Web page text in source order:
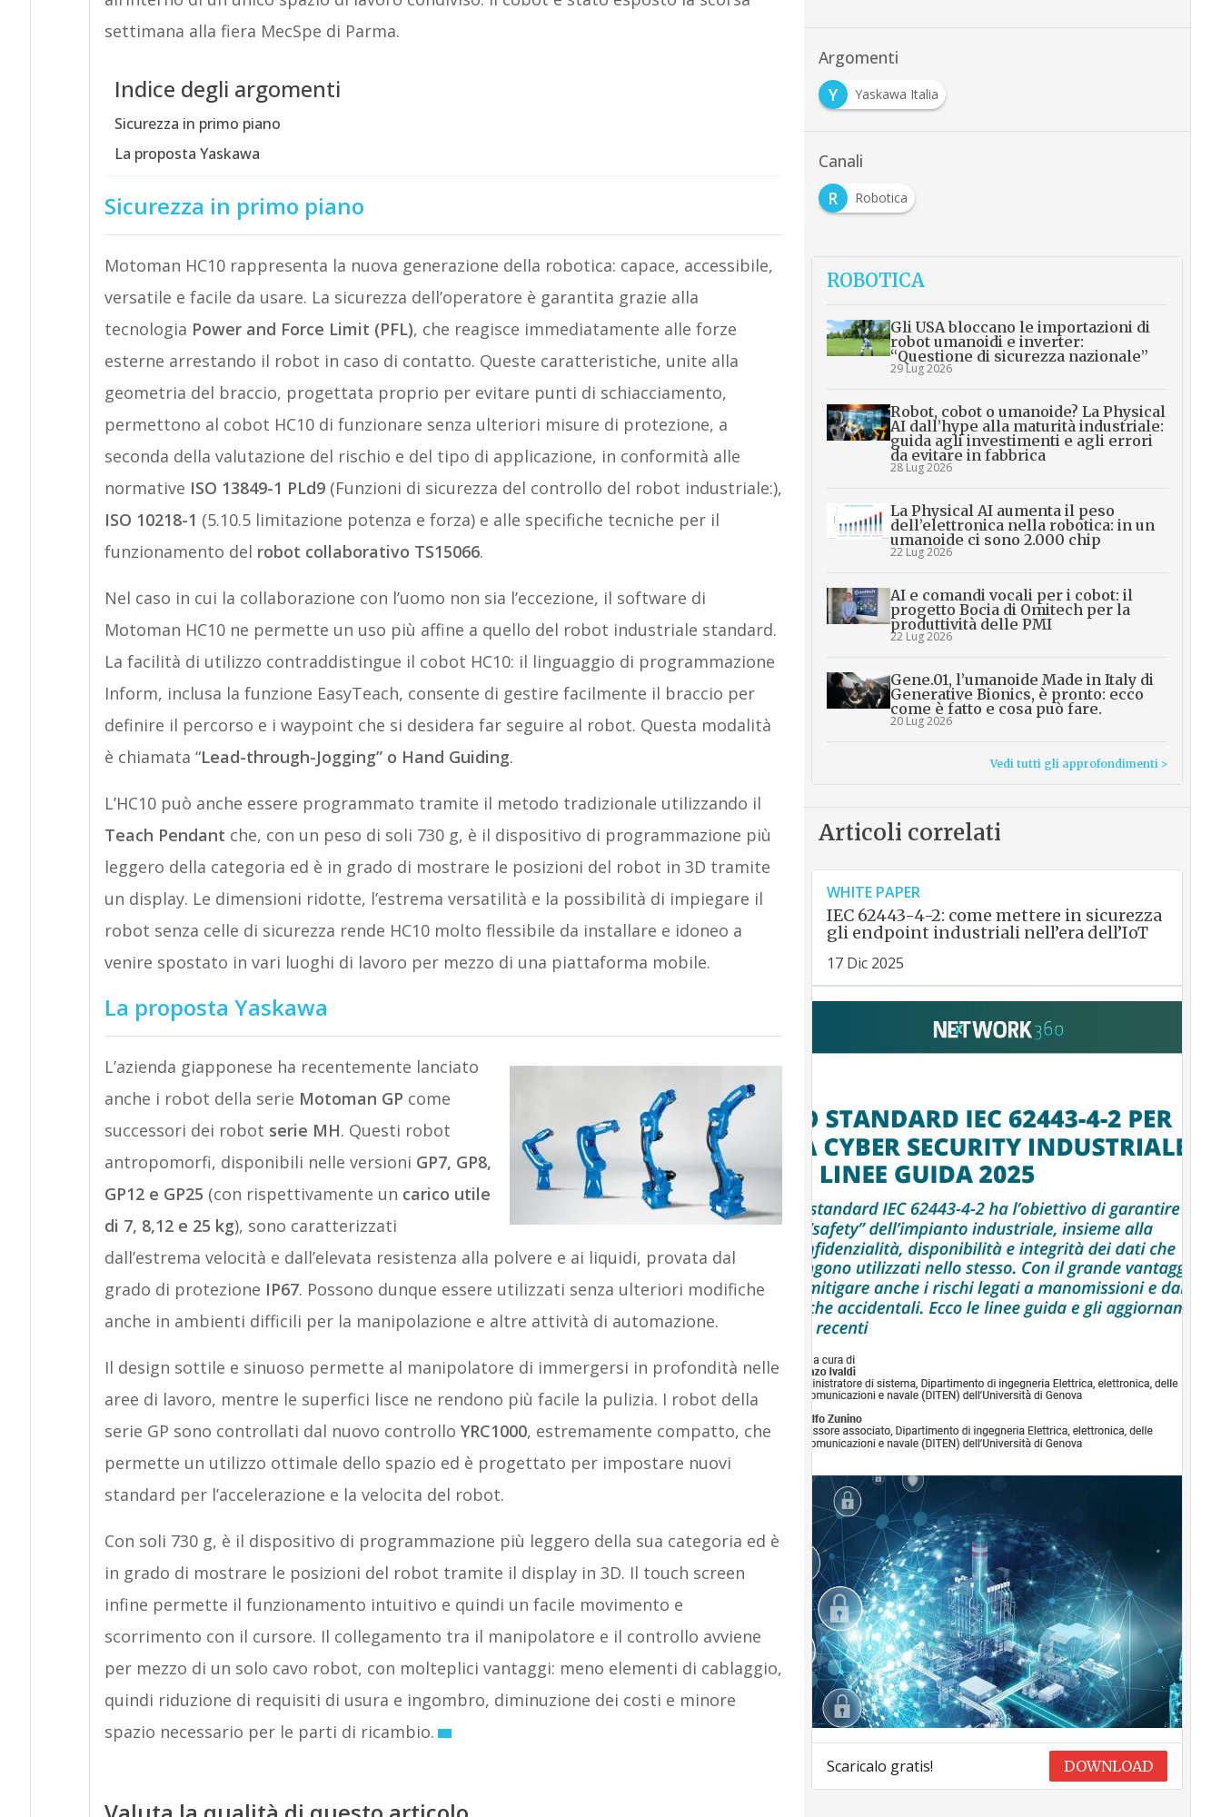
settimana alla fiera MecSpe di Parma.
Indice degli argomenti
Sicurezza in primo piano
La proposta Yaskawa
Sicurezza in primo piano
Motoman HC10 rappresenta la nuova generazione della robotica: capace, accessibile,
versatile e facile da usare. La sicurezza dell’operatore è garantita grazie alla
tecnologia Power and Force Limit (PFL), che reagisce immediatamente alle forze
esterne arrestando il robot in caso di contatto. Queste caratteristiche, unite alla
geometria del braccio, progettata proprio per evitare punti di schiacciamento,
permettono al cobot HC10 di funzionare senza ulteriori misure di protezione, a
seconda della valutazione del rischio e del tipo di applicazione, in conformità alle
normative ISO 13849-1 PLd9(Funzioni di sicurezza del controllo del robot industriale:),
ISO 10218-1 (5.10.5 limitazione potenza e forza) e alle specifiche tecniche per il
funzionamento del robot collaborativo TS15066.
Nel caso in cui la collaborazione con l’uomo non sia l’eccezione, il software di
Motoman HC10 ne permette un uso più affine a quello del robot industriale standard.
La facilità di utilizzo contraddistingue il cobot HC10: il linguaggio di programmazione
Inform, inclusa la funzione EasyTeach, consente di gestire facilmente il braccio per
definire il percorso e i waypoint che si desidera far seguire al robot. Questa modalità
è chiamata “Lead-through-Jogging” o Hand Guiding.
L’HC10 può anche essere programmato tramite il metodo tradizionale utilizzando il
Teach Pendant che, con un peso di soli 730 g, è il dispositivo di programmazione più
leggero della categoria ed è in grado di mostrare le posizioni del robot in 3D tramite
un display. Le dimensioni ridotte, l’estrema versatilità e la possibilità di impiegare il
robot senza celle di sicurezza rende HC10 molto flessibile da installare e idoneo a
venire spostato in vari luoghi di lavoro per mezzo di una piattaforma mobile.
La proposta Yaskawa
L’azienda giapponese ha recentemente lanciato
anche i robot della serie Motoman GP come
successori dei robot serie MH. Questi robot
antropomorfi, disponibili nelle versioni GP7, GP8,
GP12 e GP25 (con rispettivamente un carico utile
di 7, 8,12 e 25 kg), sono caratterizzati
dall’estrema velocità e dall’elevata resistenza alla polvere e ai liquidi, provata dal
grado di protezione IP67. Possono dunque essere utilizzati senza ulteriori modifiche
anche in ambienti difficili per la manipolazione e altre attività di automazione.
Il design sottile e sinuoso permette al manipolatore di immergersi in profondità nelle
aree di lavoro, mentre le superfici lisce ne rendono più facile la pulizia. I robot della
serie GP sono controllati dal nuovo controllo YRC1000, estremamente compatto, che
permette un utilizzo ottimale dello spazio ed è progettato per impostare nuovi
standard per l’accelerazione e la velocita del robot.
Con soli 730 g, è il dispositivo di programmazione più leggero della sua categoria ed è
in grado di mostrare le posizioni del robot tramite il display in 3D. Il touch screen
infine permette il funzionamento intuitivo e quindi un facile movimento e
scorrimento con il cursore. Il collegamento tra il manipolatore e il controllo avviene
per mezzo di un solo cavo robot, con molteplici vantaggi: meno elementi di cablaggio,
quindi riduzione di requisiti di usura e ingombro, diminuzione dei costi e minore
spazio necessario per le parti di ricambio.
Argomenti
Y
Yaskawa Italia
Canali
R
Robotica
ROBOTICA
Gli USA bloccano le importazioni di
robot umanoidi e inverter:
“Questione di sicurezza nazionale”
29 Lug 2026
Robot, cobot o umanoide? La Physical
AI dall’hype alla maturità industriale:
guida agli investimenti e agli errori
da evitare in fabbrica
28 Lug 2026
La Physical AI aumenta il peso
dell’elettronica nella robotica: in un
umanoide ci sono 2.000 chip
22 Lug 2026
AI e comandi vocali per i cobot: il
progetto Bocia di Omitech per la
produttività delle PMI
22 Lug 2026
Gene.01, l’umanoide Made in Italy di
Generative Bionics, è pronto: ecco
come è fatto e cosa può fare.
20 Lug 2026
Vedi tutti gli approfondimenti >
Articoli correlati
WHITE PAPER
IEC 62443-4-2: come mettere in sicurezza
gli endpoint industriali nell’era dell’IoT
17 Dic 2025
Scaricalo gratis! DOWNLOAD